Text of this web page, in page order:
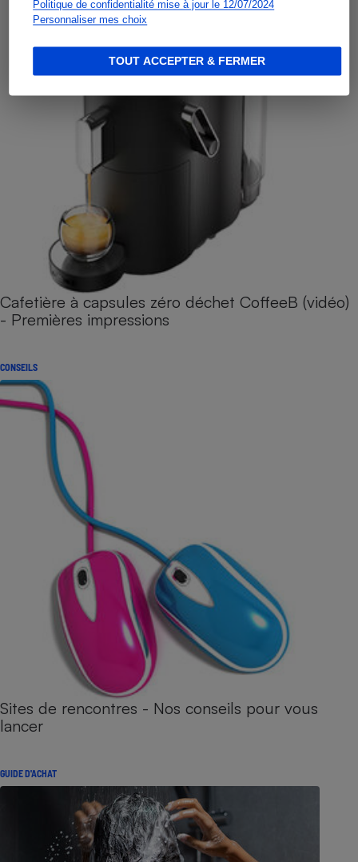
Politique de confidentialité mise à jour le 12/07/2024
Personnaliser mes choix
TOUT ACCEPTER & FERMER
Cafetière à capsules zéro déchet CoffeeB (vidéo)
- Premières impressions
CONSEILS
Sites de rencontres - Nos conseils pour vous
lancer
GUIDE D'ACHAT